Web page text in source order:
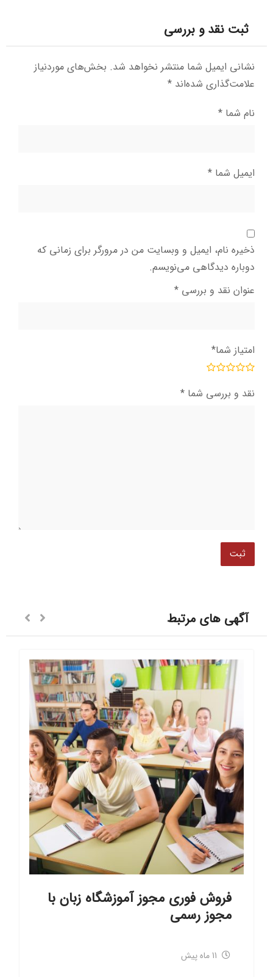
ثبت نقد و بررسی
نشانی ایمیل شما منتشر نخواهد شد. بخش‌های موردنیاز
علامت‌گذاری شده‌اند *
نام شما *
ایمیل شما *
ذخیره نام، ایمیل و وبسایت من در مرورگر برای زمانی که
دوباره دیدگاهی می‌نویسم.
عنوان نقد و بررسی *
امتیاز شما*
نقد و بررسی شما *
آگهی های مرتبط
فروش فوری مجوز آموزشگاه زبان با
مجوز رسمی
11 ماه پیش